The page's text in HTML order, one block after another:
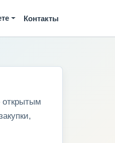
Контакты
открытым